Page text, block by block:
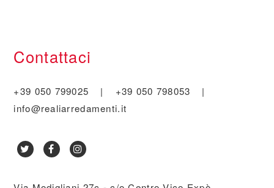
Contattaci
+39 050 799025 | +39 050 798053
|
info@realiarredamenti.it